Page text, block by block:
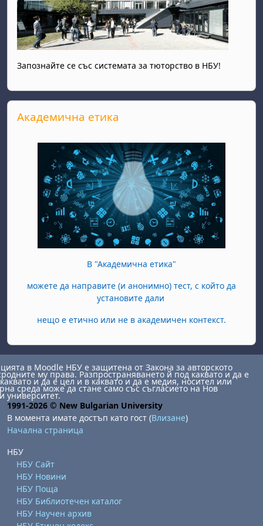
Запознайте се със системата за тюторство в НБУ!
Прескочи Академична етика
Академична етика
В "Академична етика"
можете да направите (и анонимно) тест, с който да
установите дали
нещо е етично или не в академичен контекст.
в Moodle НБУ е защитена от Закона за авторското
му права. Разпространяването й под каквато и да е
и да е цел и в каквато и да е медия, носител или
среда може да стане само със съгласието на Нов
университет.
1991-2026 © New Bulgarian University
В момента имате достъп като гост (Влизане)
Начална страница
НБУ
НБУ Сайт
НБУ Новини
НБУ Поща
НБУ Библиотечен каталог
НБУ Научен архив